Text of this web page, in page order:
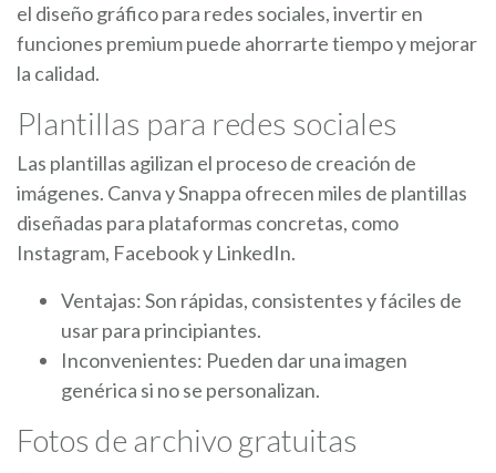
el diseño gráfico para redes sociales, invertir en
funciones premium puede ahorrarte tiempo y mejorar
la calidad.
Plantillas para redes sociales
Las plantillas agilizan el proceso de creación de
imágenes. Canva y Snappa ofrecen miles de plantillas
diseñadas para plataformas concretas, como
Instagram, Facebook y LinkedIn.
Ventajas: Son rápidas, consistentes y fáciles de
usar para principiantes.
Inconvenientes: Pueden dar una imagen
genérica si no se personalizan.
Fotos de archivo gratuitas